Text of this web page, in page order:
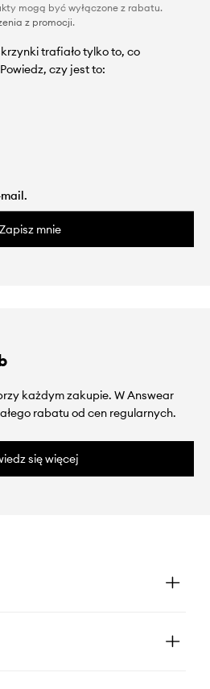
mogą być wyłączone z rabatu.
z promocji.
trafiało tylko to, co
czy jest to:
Zapisz mnie
każdym zakupie. W Answear
rabatu od cen regularnych.
się więcej